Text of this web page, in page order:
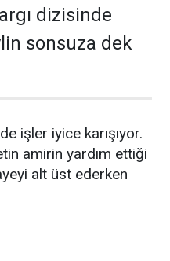
dizisinde
sonsuza dek
işler iyice karışıyor.
amirin yardım ettiği
alt üst ederken